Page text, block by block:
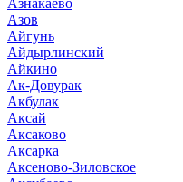
Азов
Айгунь
Айдырлинский
Айкино
Ак-Довурак
Акбулак
Аксай
Аксаково
Аксарка
Аксеново-Зиловское